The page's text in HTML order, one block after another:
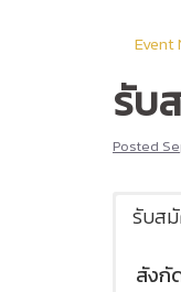
Event
รับ
Posted
รับส
สังกั